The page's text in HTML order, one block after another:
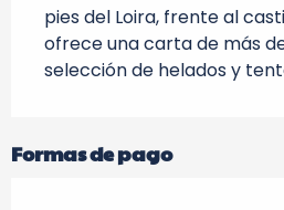
pies del Loira, frente al
ofrece una carta de más
selección de helados y
Formas de pago